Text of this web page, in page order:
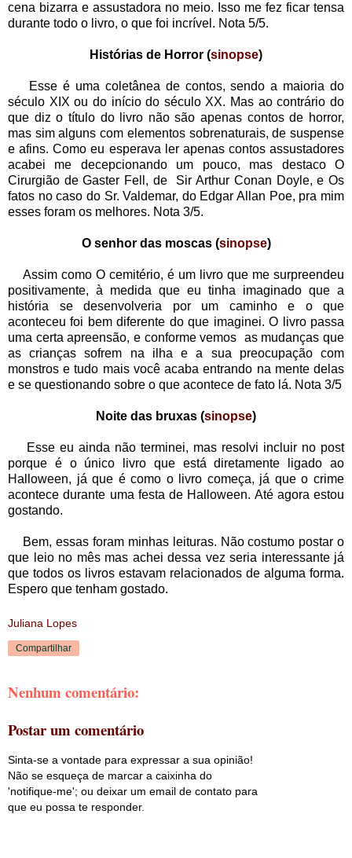
cena bizarra e assustadora no meio. Isso me fez ficar tensa
durante todo o livro, o que foi incrível. Nota 5/5.
Histórias de Horror (sinopse)
Esse é uma coletânea de contos, sendo a maioria do
século XIX ou do início do século XX. Mas ao contrário do
que diz o título do livro não são apenas contos de horror,
mas sim alguns com elementos sobrenaturais, de suspense
e afins. Como eu esperava ler apenas contos assustadores
acabei me decepcionando um pouco, mas destaco O
Cirurgião de Gaster Fell, de Sir Arthur Conan Doyle, e Os
fatos no caso do Sr. Valdemar, do Edgar Allan Poe, pra mim
esses foram os melhores. Nota 3/5.
O senhor das moscas (sinopse)
Assim como O cemitério, é um livro que me surpreendeu
positivamente, à medida que eu tinha imaginado que a
história se desenvolveria por um caminho e o que
aconteceu foi bem diferente do que imaginei. O livro passa
uma certa apreensão, e conforme vemos as mudanças que
as crianças sofrem na ilha e a sua preocupação com
monstros e tudo mais você acaba entrando na mente delas
e se questionando sobre o que acontece de fato lá. Nota 3/5
Noite das bruxas (sinopse)
Esse eu ainda não terminei, mas resolvi incluir no post
porque é o único livro que está diretamente ligado ao
Halloween, já que é como o livro começa, já que o crime
acontece durante uma festa de Halloween. Até agora estou
gostando.
Bem, essas foram minhas leituras. Não costumo postar o
que leio no mês mas achei dessa vez seria interessante já
que todos os livros estavam relacionados de alguma forma.
Espero que tenham gostado.
Juliana Lopes
Compartilhar
Nenhum comentário:
Postar um comentário
Sinta-se a vontade para expressar a sua opinião!
Não se esqueça de marcar a caixinha do
'notifique-me'; ou deixar um email de contato para
que eu possa te responder.